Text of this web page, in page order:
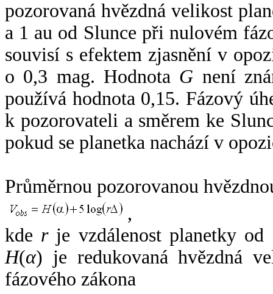
pozorovaná hvězdná velikost
a 1 au od Slunce při nulovém
souvisí s efektem zjasnění v
o 0,3 mag. Hodnota G není
používá hodnota 0,15. Fázový
k pozorovateli a směrem ke
pokud se planetka nachází v
Průměrnou pozorovanou
,
kde rje vzdálenost planetky od
H(α) je redukovaná hvězdná
fázového zákona